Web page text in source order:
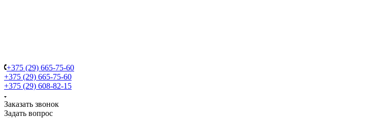
+375 (29) 665-75-60
+375 (29) 665-75-60
+375 (29) 608-82-15
Заказать звонок
Задать вопрос